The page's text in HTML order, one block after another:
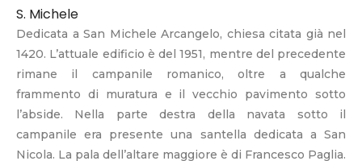
S. Michele
Dedicata a San Michele Arcangelo, chiesa citata già nel
1420. L’attuale edificio è del 1951, mentre del precedente
rimane il campanile romanico, oltre a qualche
frammento di muratura e il vecchio pavimento sotto
l’abside. Nella parte destra della navata sotto il
campanile era presente una santella dedicata a San
Nicola. La pala dell’altare maggiore è di Francesco Paglia.